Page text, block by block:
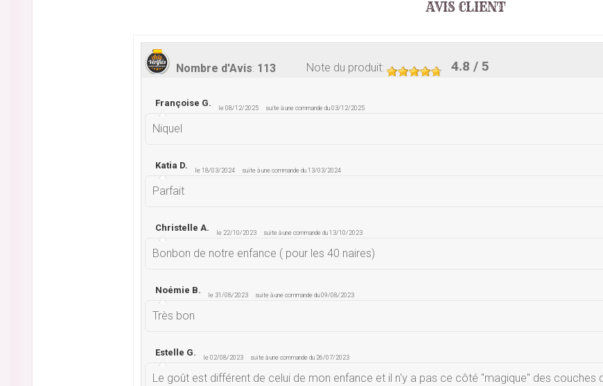
AVIS CLIENT
Nombre d'Avis: 113 Note du produit: 4.8 / 5
Françoise G. le 08/12/2025 suite à une commande du 03/12/2025
Niquel
Katia D. le 18/03/2024 suite à une commande du 13/03/2024
Parfait
Christelle A. le 22/10/2023 suite à une commande du 13/10/2023
Bonbon de notre enfance ( pour les 40 naires)
Noémie B. le 31/08/2023 suite à une commande du 09/08/2023
Très bon
Estelle G. le 02/08/2023 suite à une commande du 26/07/2023
Le goût est différent de celui de mon enfance et il n'y a pas ce côté "magique" des couches